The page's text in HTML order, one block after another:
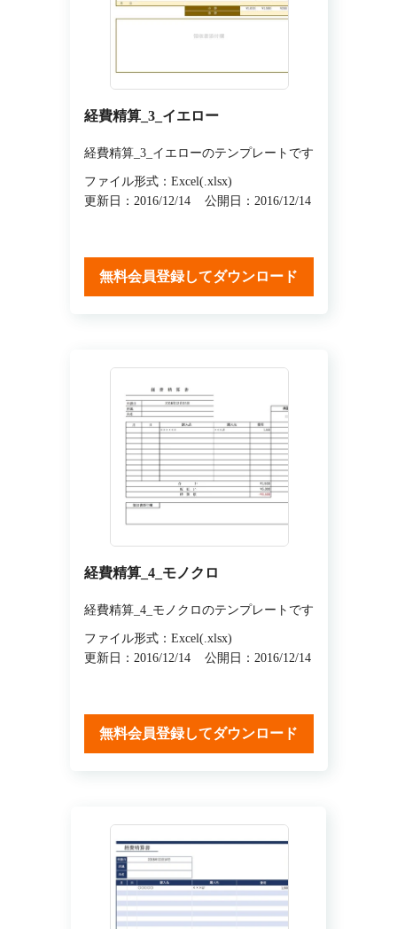
経費精算_3_イエロー
経費精算_3_イエローのテンプレートです
ファイル形式：Excel(.xlsx)
更新日：2016/12/14
公開日：2016/12/14
無料会員登録してダウンロード
経費精算_4_モノクロ
経費精算_4_モノクロのテンプレートです
ファイル形式：Excel(.xlsx)
更新日：2016/12/14
公開日：2016/12/14
無料会員登録してダウンロード